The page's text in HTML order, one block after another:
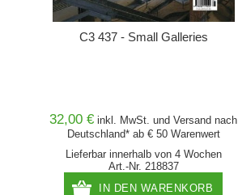
C3 437 - Small Galleries
32,00 € inkl. MwSt. undVersand nach
Deutschland* ab € 50 Warenwert
Lieferbar innerhalb von 4 Wochen
Art.-Nr. 218837
IN DEN WARENKORB